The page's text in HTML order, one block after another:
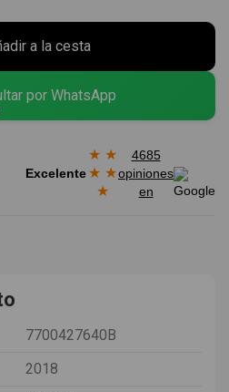
a la cesta
por WhatsApp
Excelente
★ ★
★ ★
★
4685
opiniones
en
7700427640B
2018